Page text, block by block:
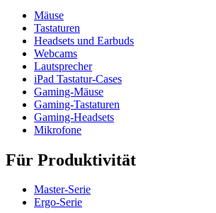
Mäuse
Tastaturen
Headsets und Earbuds
Webcams
Lautsprecher
iPad Tastatur-Cases
Gaming-Mäuse
Gaming-Tastaturen
Gaming-Headsets
Mikrofone
Für Produktivität
Master-Serie
Ergo-Serie